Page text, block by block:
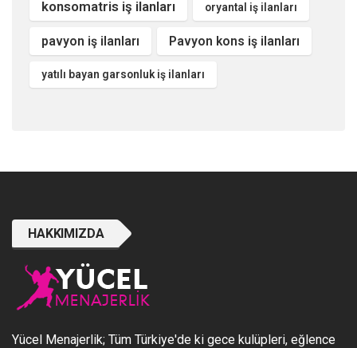
konsomatris iş ilanları oryantal iş ilanları
pavyon iş ilanları Pavyon kons iş ilanları
yatılı bayan garsonluk iş ilanları
HAKKIMIZDA
Yücel Menajerlik; Tüm Türkiye'de ki gece kulüpleri, eğlence